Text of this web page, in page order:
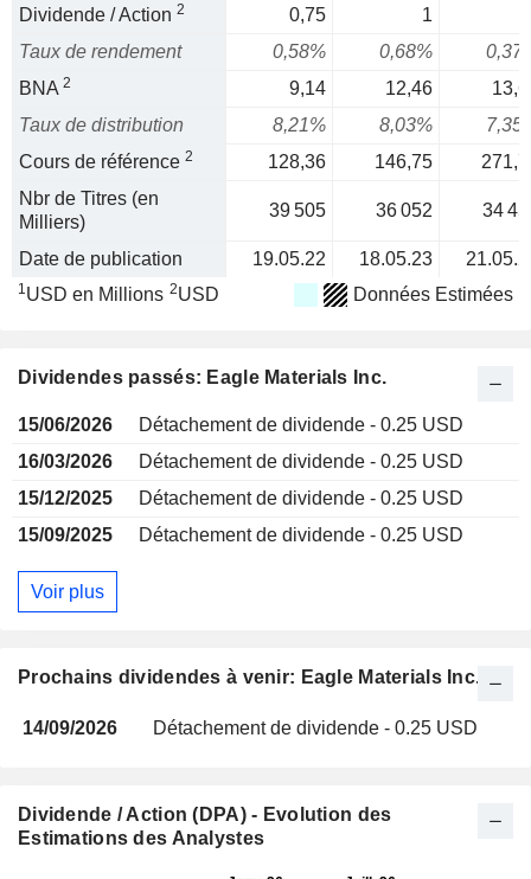
Prochains dividendes à venir: Eagle Materials Inc.
14/09/2026 Détachement de dividende - 0.25 USD
Dividende / Action 2 0,75 1
Taux de rendement
0,58% 0,68%
BNA 2 9,14 12,46
Taux de distribution
8,21% 8,03%
Cours de référence 2 128,36 146,75
Nbr de Titres (en
Milliers)
39 505 36 052 34
Date de publication 19.05.22 18.05.23
1USD en Millions 2USD Données Estimées
Dividendes passés: Eagle Materials Inc.
15/06/2026
Détachement de dividende - 0.25 USD
16/03/2026
Détachement de dividende - 0.25 USD
15/12/2025
Détachement de dividende - 0.25 USD
15/09/2025
Détachement de dividende - 0.25 USD
Voir plus
Dividende / Action (DPA) - Evolution des
Estimations des Analystes